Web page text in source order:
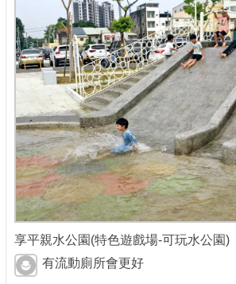
享平親水公園(特色遊戲場-可玩水公園)
有流動廁所會更好